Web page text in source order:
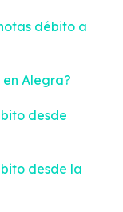
débito a
Alegra?
desde
desde la